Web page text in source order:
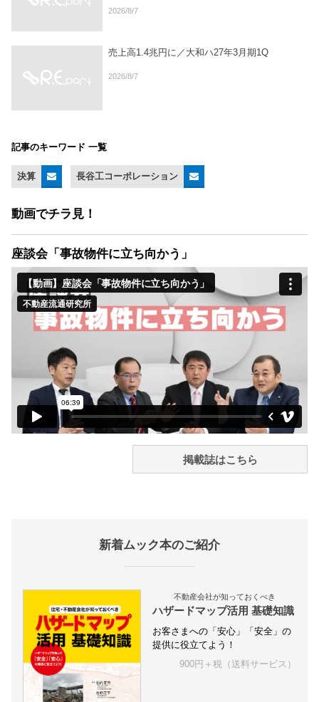
2026/8/7
売上高1.4兆円に／大和ハ27年3月期1Q
2026/8/7
記事のキーワード 一覧
決算 長谷工コーポレーション
動画でチラ見！
座談会「事故物件に立ち向かう」
掲載誌はこちら
新着ムック本のご紹介
不動産会社が知っておくべき
ハザードマップ活用 基礎知識
お客さまへの「安心」「安全」の
提供に役立てよう！
900円＋税（送料サービス）